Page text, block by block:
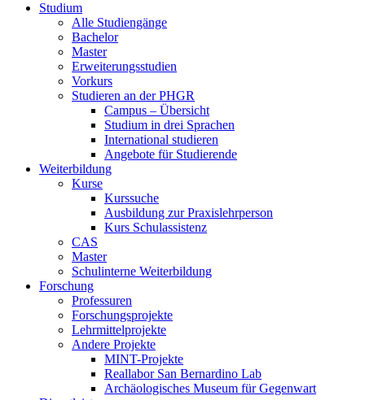
Studium
Alle Studiengänge
Bachelor
Master
Erweiterungsstudien
Vorkurs
Studieren an der PHGR
Campus – Übersicht
Studium in drei Sprachen
International studieren
Angebote für Studierende
Weiterbildung
Kurse
Kurssuche
Ausbildung zur Praxislehrperson
Kurs Schulassistenz
CAS
Master
Schulinterne Weiterbildung
Forschung
Professuren
Forschungsprojekte
Lehrmittelprojekte
Andere Projekte
MINT-Projekte
Reallabor San Bernardino Lab
Archäologisches Museum für Gegenwart